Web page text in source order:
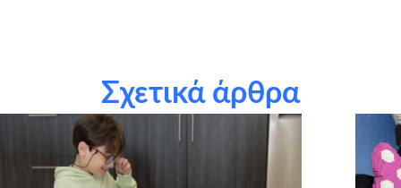
Maison Marasil, Photos by Red Carpet
τις εταιρείες του Ομίλου ΕΛΛΑΚΤΩΡ για την υιοθεσία του
σταδίου εκμαίευσης όλων των Ευχών για το 2019 (ΑΚΤΩΡ,
ΗΛΕΚΤΩΡ, ΕΛ.ΤΕΧ. ΑΝΕΜΟΣ, ΑΤΤΙΚΗ ΟΔΟΣ, ΑΤΤΙΚΕΣ
Σχετικά άρθρα